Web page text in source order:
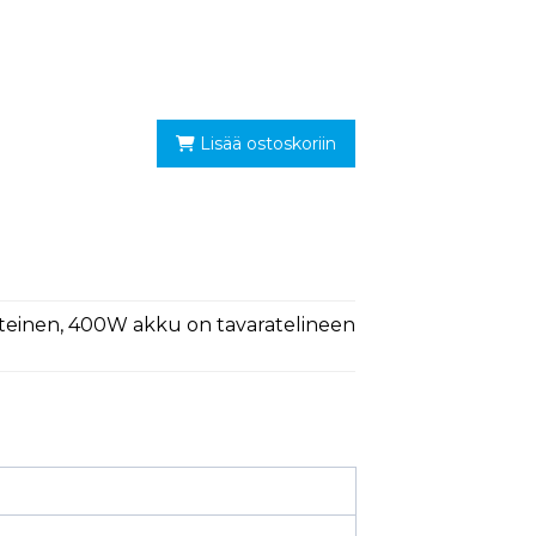
Lisää ostoskoriin
400W akku on tavaratelineen